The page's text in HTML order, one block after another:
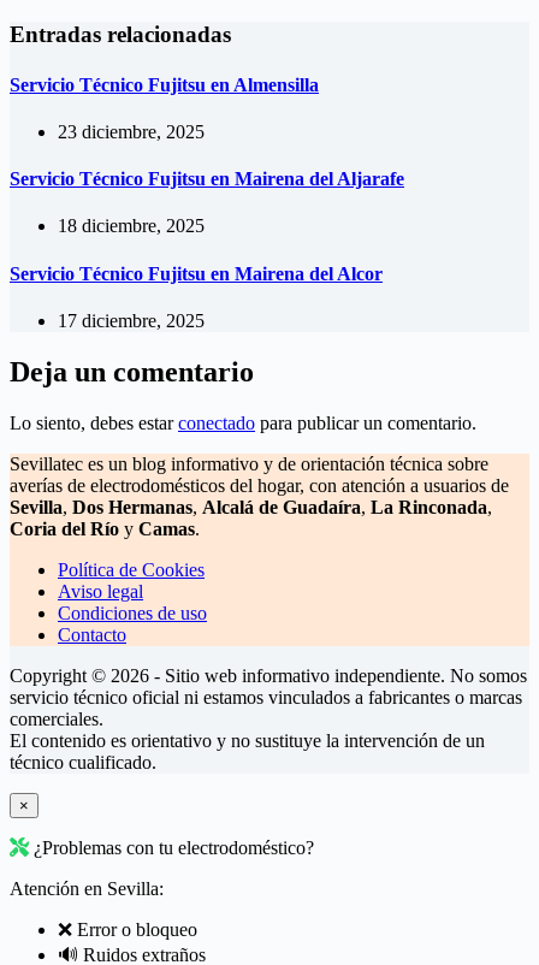
Entradas relacionadas
Servicio Técnico Fujitsu en Almensilla
23 diciembre, 2025
Servicio Técnico Fujitsu en Mairena del Aljarafe
18 diciembre, 2025
Servicio Técnico Fujitsu en Mairena del Alcor
17 diciembre, 2025
Deja un comentario
Lo siento, debes estarconectado para publicar un comentario.
Sevillatec es un blog informativo y de orientación técnica sobre
averías de electrodomésticos del hogar, con atención a usuarios de
Sevilla, Dos Hermanas, Alcalá de Guadaíra, La Rinconada,
Coria del Río y Camas.
Política de Cookies
Aviso legal
Condiciones de uso
Contacto
Copyright © 2026 - Sitio web informativo independiente. No somos
servicio técnico oficial ni estamos vinculados a fabricantes o marcas
comerciales.
El contenido es orientativo y no sustituye la intervención de un
técnico cualificado.
×
¿Problemas con tu electrodoméstico?
Atención en Sevilla:
❌ Error o bloqueo
🔊 Ruidos extraños